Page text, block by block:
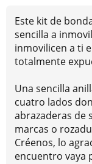
Este kit de
sencilla a
inmovilicen a ti
totalmente
Una sencilla
cuatro lados
abrazaderas de
marcas o
Créenos, lo
encuentro vaya